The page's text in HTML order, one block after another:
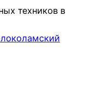
техников в